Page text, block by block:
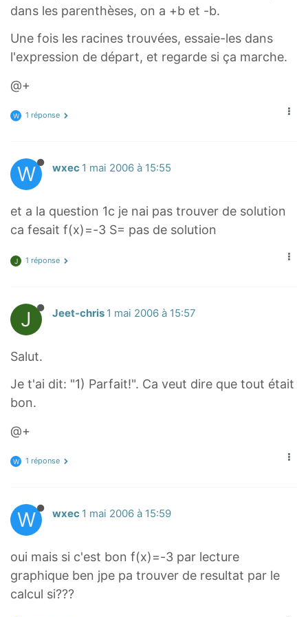
dans les parenthèses, on a +b et -b.
Une fois les racines trouvées, essaie-les dans
l'expression de départ, et regarde si ça marche.
@+
W 1 réponse
W wxec 1 mai 2006 à 15:55
et a la question 1c je nai pas trouver de solution
ca fesait f(x)=-3 S= pas de solution
J 1 réponse
J Jeet-chris 1 mai 2006 à 15:57
Salut.
Je t'ai dit: "1) Parfait!". Ca veut dire que tout était
bon.
@+
W 1 réponse
W wxec 1 mai 2006 à 15:59
oui mais si c'est bon f(x)=-3 par lecture
graphique ben jpe pa trouver de resultat par le
calcul si???